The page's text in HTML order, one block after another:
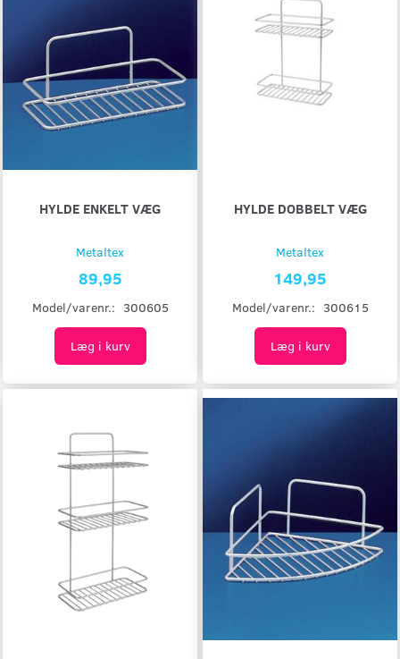
HYLDE ENKELT VÆG
Metaltex
89,95
Model/varenr.: 300605
Læg i kurv
HYLDE DOBBELT VÆG
Metaltex
149,95
Model/varenr.: 300615
Læg i kurv